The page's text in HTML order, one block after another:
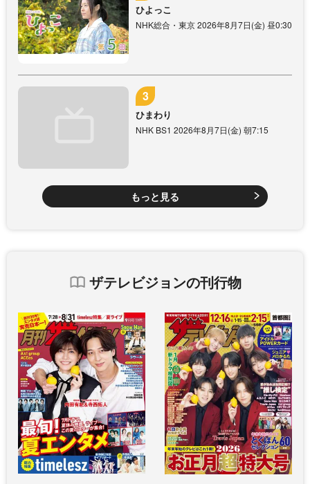
ひよっこ
NHK総合・東京 2026年8月7日(金) 昼0:30
ひまわり
NHK BS1 2026年8月7日(金) 朝7:15
もっと見る
ザテレビジョンの刊行物